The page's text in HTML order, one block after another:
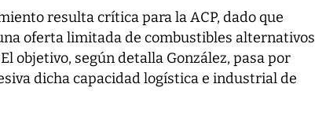
resulta crítica para la ACP, dado que
oferta limitada de combustibles alternativos
objetivo, según detalla González, pasa por
dicha capacidad logística e industrial de